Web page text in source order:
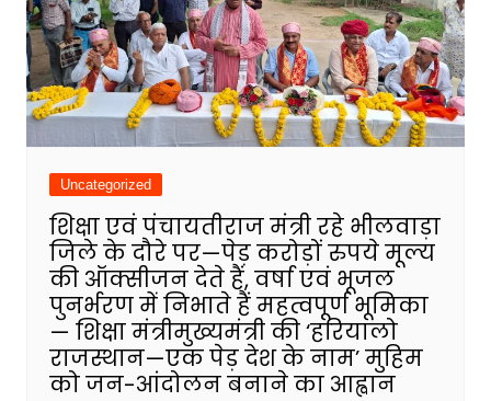
Uncategorized
शिक्षा एवं पंचायतीराज मंत्री रहे भीलवाड़ा
जिले के दौरे पर—पेड़ करोड़ों रुपये मूल्य
की ऑक्सीजन देते हैं, वर्षा एवं भूजल
पुनर्भरण में निभाते हैं महत्वपूर्ण भूमिका
— शिक्षा मंत्रीमुख्यमंत्री की ‘हरियालो
राजस्थान—एक पेड़ देश के नाम’ मुहिम
को जन-आंदोलन बनाने का आह्वान